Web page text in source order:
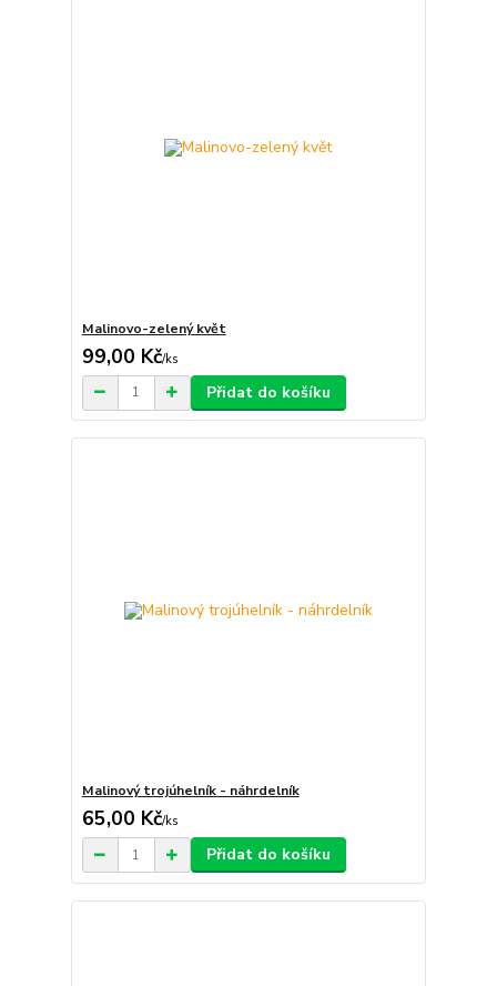
Malinovo-zelený květ
99,00 Kč/ks
Přidat do košíku
Malinový trojúhelník - náhrdelník
65,00 Kč/ks
Přidat do košíku